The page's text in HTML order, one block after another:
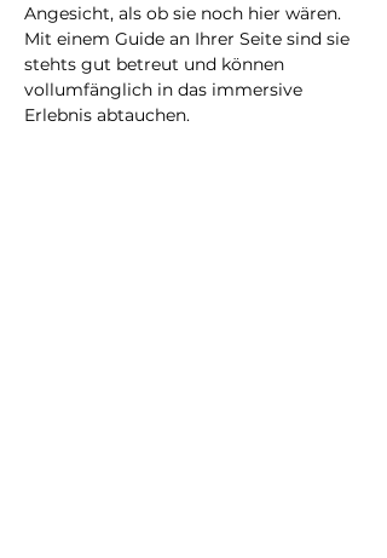
Angesicht, als ob sie noch hier wären.
Mit einem Guide an Ihrer Seite sind sie
stehts gut betreut und können
vollumfänglich in das immersive
Erlebnis abtauchen.